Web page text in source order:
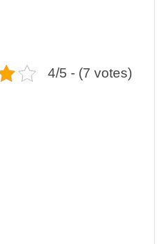
4/5 - (7 votes)